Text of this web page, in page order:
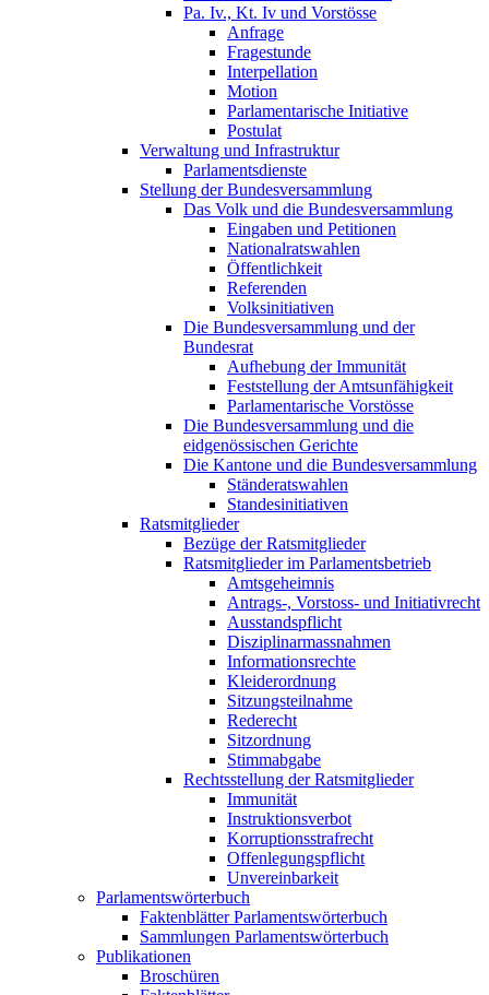
Pa. Iv., Kt. Iv und Vorstösse
Anfrage
Fragestunde
Interpellation
Motion
Parlamentarische Initiative
Postulat
Verwaltung und Infrastruktur
Parlamentsdienste
Stellung der Bundesversammlung
Das Volk und die Bundesversammlung
Eingaben und Petitionen
Nationalratswahlen
Öffentlichkeit
Referenden
Volksinitiativen
Die Bundesversammlung und der
Bundesrat
Aufhebung der Immunität
Feststellung der Amtsunfähigkeit
Parlamentarische Vorstösse
Die Bundesversammlung und die
eidgenössischen Gerichte
Die Kantone und die Bundesversammlung
Ständeratswahlen
Standesinitiativen
Ratsmitglieder
Bezüge der Ratsmitglieder
Ratsmitglieder im Parlamentsbetrieb
Amtsgeheimnis
Antrags-, Vorstoss- und Initiativrecht
Ausstandspflicht
Disziplinarmassnahmen
Informationsrechte
Kleiderordnung
Sitzungsteilnahme
Rederecht
Sitzordnung
Stimmabgabe
Rechtsstellung der Ratsmitglieder
Immunität
Instruktionsverbot
Korruptionsstrafrecht
Offenlegungspflicht
Unvereinbarkeit
Parlamentswörterbuch
Faktenblätter Parlamentswörterbuch
Sammlungen Parlamentswörterbuch
Publikationen
Broschüren